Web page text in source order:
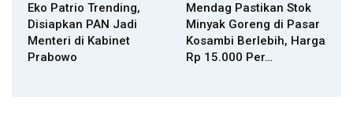
Eko Patrio Trending,
Disiapkan PAN Jadi
Menteri di Kabinet
Prabowo
Mendag Pastikan Stok
Minyak Goreng di Pasar
Kosambi Berlebih, Harga
Rp 15.000 Per…